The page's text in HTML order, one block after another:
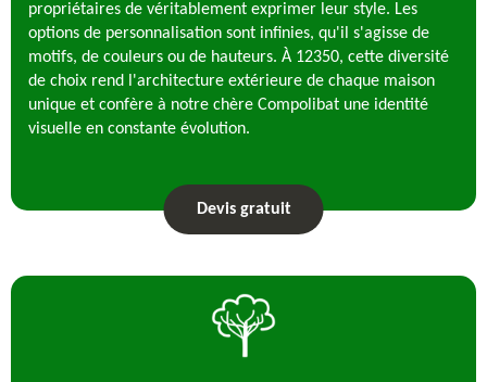
propriétaires de véritablement exprimer leur style. Les
options de personnalisation sont infinies, qu'il s'agisse de
motifs, de couleurs ou de hauteurs. À 12350, cette diversité
de choix rend l'architecture extérieure de chaque maison
unique et confère à notre chère Compolibat une identité
visuelle en constante évolution.
Devis gratuit